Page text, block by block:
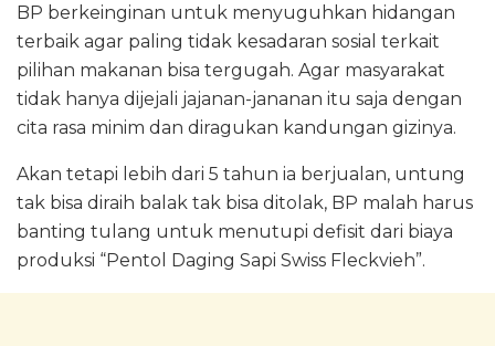
BP berkeinginan untuk menyuguhkan hidangan
terbaik agar paling tidak kesadaran sosial terkait
pilihan makanan bisa tergugah. Agar masyarakat
tidak hanya dijejali jajanan-jananan itu saja dengan
cita rasa minim dan diragukan kandungan gizinya.
Akan tetapi lebih dari 5 tahun ia berjualan, untung
tak bisa diraih balak tak bisa ditolak, BP malah harus
banting tulang untuk menutupi defisit dari biaya
produksi “Pentol Daging Sapi Swiss Fleckvieh”.